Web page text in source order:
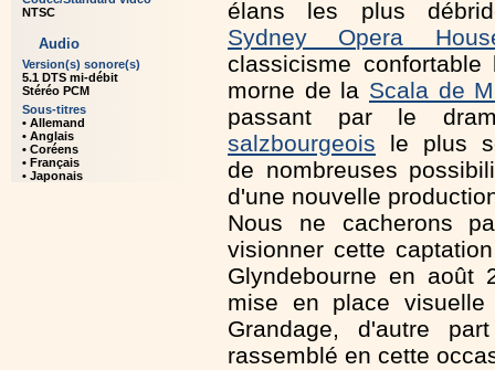
NTSC
Audio
Version(s) sonore(s)
5.1 DTS mi-débit
Stéréo PCM
Sous-titres
• Allemand
• Anglais
• Coréens
• Français
• Japonais
élans les plus
Sydney Opera
classicisme confortable
morne de la Scala de
passant par le
salzbourgeois le plus
de nombreuses
d'une nouvelle
Nous ne cacherons
visionner cette
Glyndebourne en août
mise en place
Grandage, d'autre
rassemblé en cette